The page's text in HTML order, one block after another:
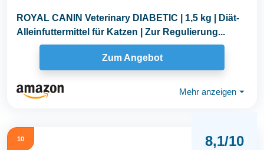
ROYAL CANIN Veterinary DIABETIC | 1,5 kg | Diät-
Alleinfuttermittel für Katzen | Zur Regulierung...
Zum Angebot
Mehr anzeigen ⏷
10 8,1/10